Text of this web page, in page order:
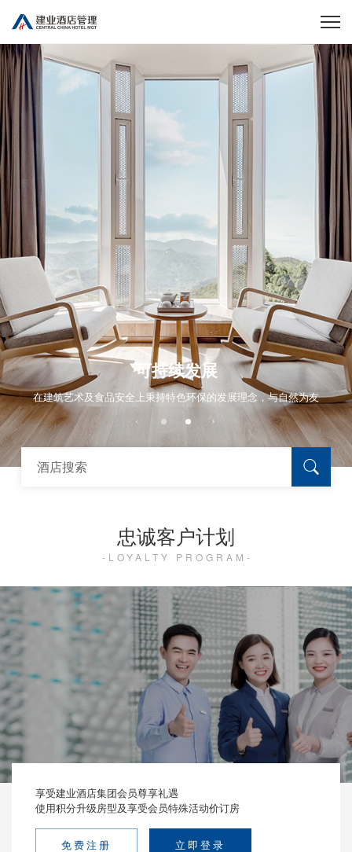
可持续发展
在建筑艺术及食品安全上秉持特色环保的发展理念，与自然为友
酒店搜索
忠诚客户计划
LOYALTY PROGRAM
享受建业酒店集团会员尊享礼遇
使用积分升级房型及享受会员特殊活动价订房
免费注册 立即登录